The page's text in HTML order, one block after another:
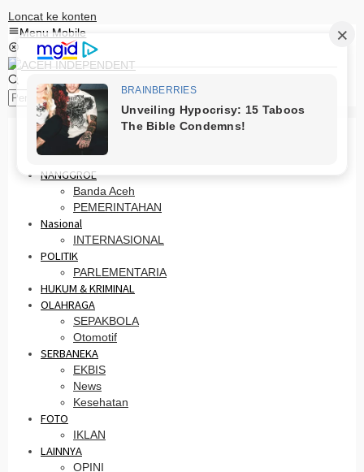
Loncat ke konten
Menu Mobile
HOME
PRO OTONOMI
NANGGROE
Banda Aceh
PEMERINTAHAN
Nasional
INTERNASIONAL
POLITIK
PARLEMENTARIA
HUKUM & KRIMINAL
OLAHRAGA
SEPAKBOLA
Otomotif
SERBANEKA
EKBIS
News
Kesehatan
FOTO
IKLAN
LAINNYA
OPINI